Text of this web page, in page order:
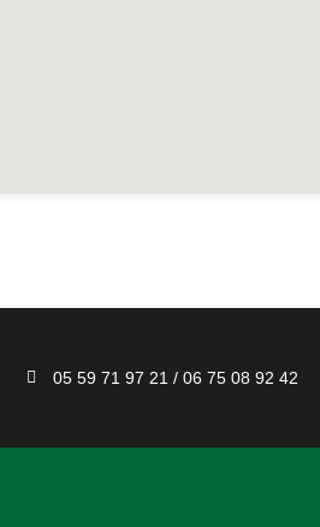
05 59 71 97 21 / 06 75 08 92 42